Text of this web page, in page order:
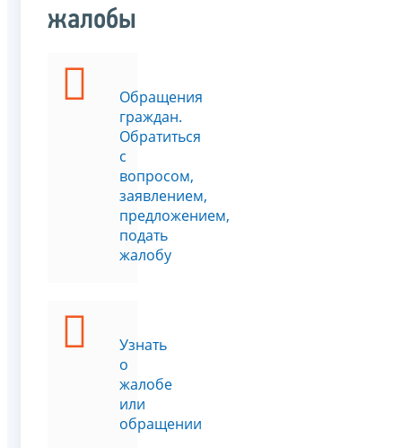
жалобы
Обращения
граждан.
Обратиться
с
вопросом,
заявлением,
предложением,
подать
жалобу
Узнать
о
жалобе
или
обращении